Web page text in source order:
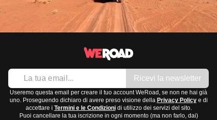
Ricevi la newsletter
Useremo questa email per creare il tuo account WeRoad, se non ne hai già
uno. Proseguendo dichiaro di avere preso visione della Privacy Policye di
accettare i Termini e le Condizionidi utilizzo dei servizi del sito.
Puoi cancellare la tua iscrizione in ogni momento (ma non farlo, dai)